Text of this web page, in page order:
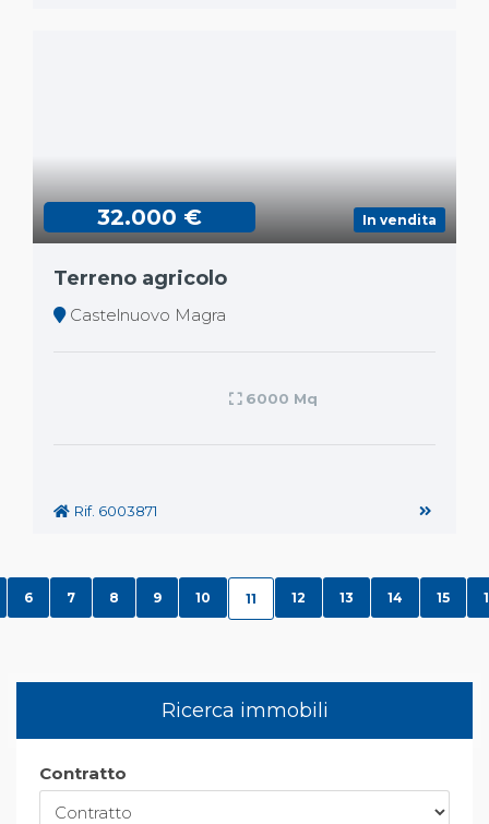
In vendita
32.000 €
Terreno agricolo
Castelnuovo Magra
6000 Mq
Rif. 6003871
6 7 8 9 10 11 12 13 14 15
Ricerca immobili
Contratto